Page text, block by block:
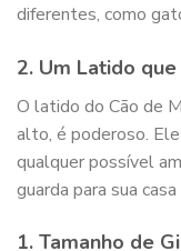
diferentes, como
2. Um Latido
O latido do Cão de
alto, é poderoso.
qualquer possível
guarda para sua
1. Tamanho de